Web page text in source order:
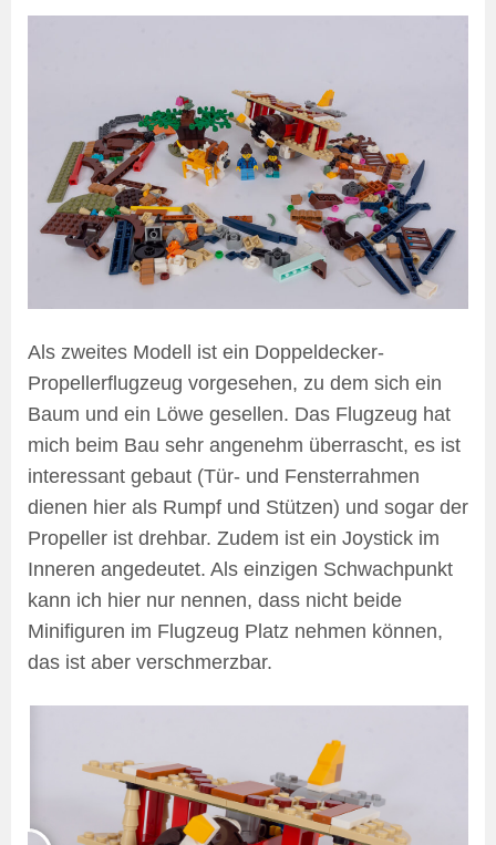
Als zweites Modell ist ein Doppeldecker-
Propellerflugzeug vorgesehen, zu dem sich ein
Baum und ein Löwe gesellen. Das Flugzeug hat
mich beim Bau sehr angenehm überrascht, es ist
interessant gebaut (Tür- und Fensterrahmen
dienen hier als Rumpf und Stützen) und sogar der
Propeller ist drehbar. Zudem ist ein Joystick im
Inneren angedeutet. Als einzigen Schwachpunkt
kann ich hier nur nennen, dass nicht beide
Minifiguren im Flugzeug Platz nehmen können,
das ist aber verschmerzbar.